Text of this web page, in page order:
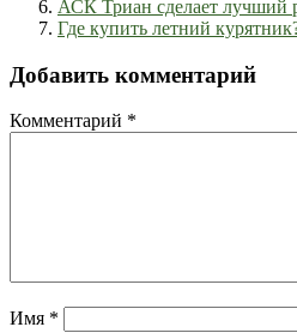
АСК Триан сделает лучший
Где купить летний
Добавить комментарий
Комментарий *
Имя *